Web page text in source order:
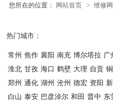
您所在的位置： 网站首页 > 维修
热门城市：
常州 焦作 襄阳 南充 博尔塔拉 广
淮北 甘孜 海口 鹤壁 大理 自贡
郑州 通化 湖州 沧州 德宏 资阳
白山 泰安 巴彦淖尔 和田 晋中 东